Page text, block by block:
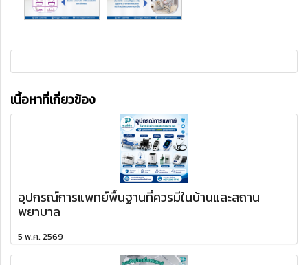
เนื้อหาที่เกี่ยวข้อง
อุปกรณ์การแพทย์พื้นฐานที่ควรมีในบ้านและสถาน
พยาบาล
5 พ.ค. 2569